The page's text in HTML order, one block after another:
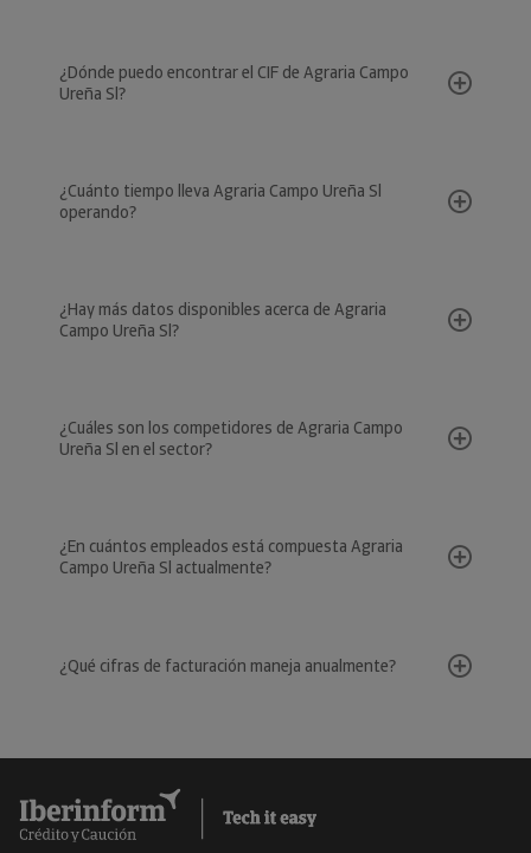
¿Dónde puedo encontrar el CIF de Agraria Campo
Ureña Sl?
¿Cuánto tiempo lleva Agraria Campo Ureña Sl
operando?
¿Hay más datos disponibles acerca de Agraria
Campo Ureña Sl?
¿Cuáles son los competidores de Agraria Campo
Ureña Sl en el sector?
¿En cuántos empleados está compuesta Agraria
Campo Ureña Sl actualmente?
¿Qué cifras de facturación maneja anualmente?